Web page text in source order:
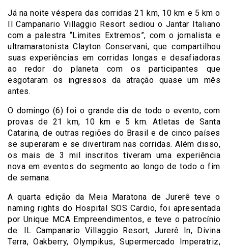
Já na noite véspera das corridas 21 km, 10 km e 5 km o
Il Campanario Villaggio Resort sediou o Jantar Italiano
com a palestra “Limites Extremos”, com o jornalista e
ultramaratonista Clayton Conservani, que compartilhou
suas experiências em corridas longas e desafiadoras
ao redor do planeta com os participantes que
esgotaram os ingressos da atração quase um mês
antes.
O domingo (6) foi o grande dia de todo o evento, com
provas de 21 km, 10 km e 5 km. Atletas de Santa
Catarina, de outras regiões do Brasil e de cinco países
se superaram e se divertiram nas corridas. Além disso,
os mais de 3 mil inscritos tiveram uma experiência
nova em eventos do segmento ao longo de todo o fim
de semana.
A quarta edição da Meia Maratona de Jurerê teve o
naming rights do Hospital SOS Cardio, foi apresentada
por Unique MCA Empreendimentos, e teve o patrocínio
de: IL Campanario Villaggio Resort, Jurerê In, Divina
Terra, Oakberry, Olympikus, Supermercado Imperatriz,